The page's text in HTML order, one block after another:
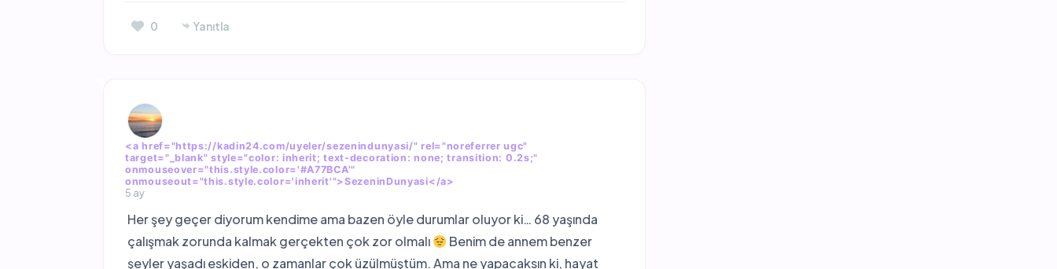
0 Yanıtla
<a href="https://kadin24.com/uyeler/sezenindunyasi/" rel="noreferrer ugc"
target="_blank" style="color: inherit; text-decoration: none; transition: 0.2s;"
onmouseover="this.style.color='#A77BCA'"
onmouseout="this.style.color='inherit'">SezeninDunyasi</a>
5 ay
Her şey geçer diyorum kendime ama bazen öyle durumlar oluyor ki… 68 yaşında
çalışmak zorunda kalmak gerçekten çok zor olmalı
Benim de annem benzer
şeyler yaşadı eskiden, o zamanlar çok üzülmüştüm. Ama ne yapacaksın ki, hayat